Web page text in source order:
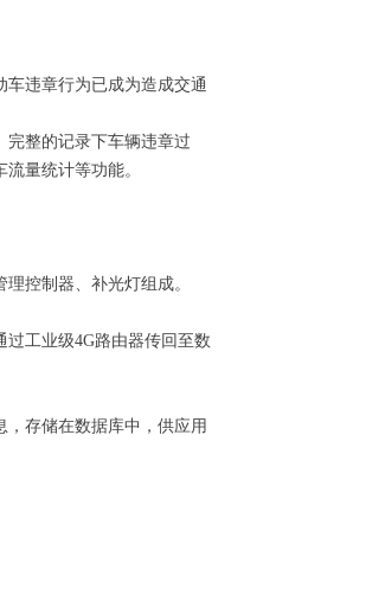
违章行为已成为造成交通
完整的记录下车辆违章过
量统计等功能。
控制器、补光灯组成。
工业级4G路由器传回至数
存储在数据库中，供应用